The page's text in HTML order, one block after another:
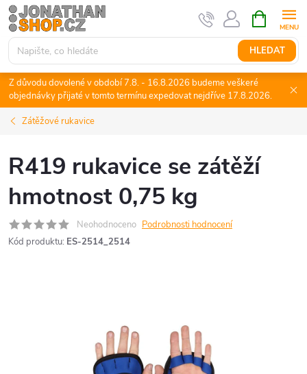
Přejít
na
obsah
HLEDAT
NÁKUPNÍ
KOŠÍK
Z důvodu dovolené v období 7.8. - 16.8.2026 budeme veškeré
objednávky přijaté v tomto termínu expedovat nejdříve 17.8.2026.
Zátěžové rukavice
R419 rukavice se zátěží
hmotnost 0,75 kg
Neohodnoceno Podrobnosti hodnocení
Kód produktu: ES-2514_2514